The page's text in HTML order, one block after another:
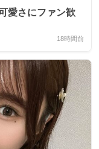
愛さにファン歓
18時間前